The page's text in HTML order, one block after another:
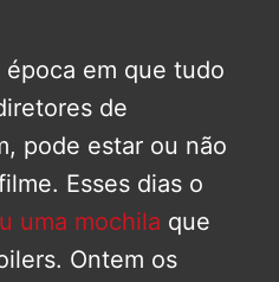
em que tudo
de
pode estar ou não
Esses dias o
uma mochila que
Ontem os